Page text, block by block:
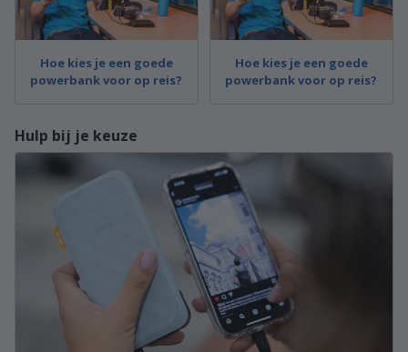
Hoe kies je een goede
powerbank voor op reis?
Hoe kies je een goede
powerbank voor op reis?
Hulp bij je keuze